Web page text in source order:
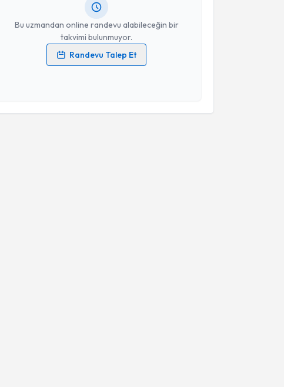
Bu uzmandan online randevu alabileceğin bir
takvimi bulunmuyor.
Randevu Talep Et
Kişisel verilerimin işlenmesine ilişkinAydınlatma Metni